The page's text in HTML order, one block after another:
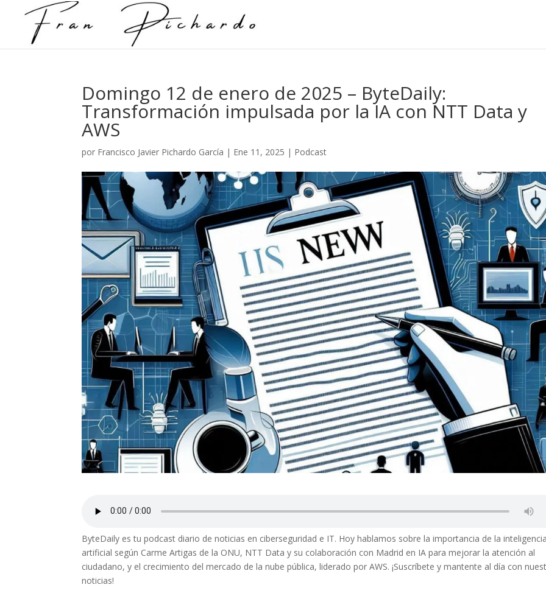
Domingo 12 de enero de 2025 – ByteDaily:
Transformación impulsada por la IA con NTT Data y
AWS
por Francisco Javier Pichardo García | Ene 11, 2025 | Podcast
ByteDaily es tu podcast diario de noticias en ciberseguridad e IT. Hoy hablamos sobre la importancia de la
artificial según Carme Artigas de la ONU, NTT Data y su colaboración con Madrid en IA para mejorar la atención al
ciudadano, y el crecimiento del mercado de la nube pública, liderado por AWS. ¡Suscríbete y mantente al día con
noticias!